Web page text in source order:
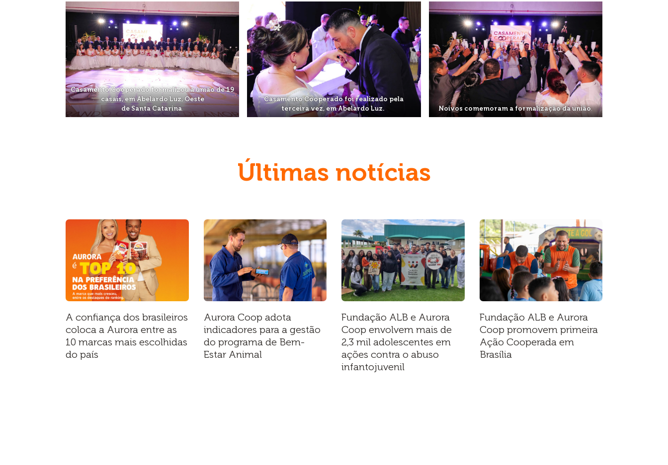
Casamento Cooperado formalizou a união de 19
casais, em Abelardo Luz, Oeste
de Santa Catarina.
Casamento Cooperado foi realizado pela
terceira vez, em Abelardo Luz.
Noivos comemoram a formalização da união.
Últimas notícias
A confiança dos brasileiros
coloca a Aurora entre as
10 marcas mais escolhidas
do país
Aurora Coop adota
indicadores para a gestão
do programa de Bem-
Estar Animal
Fundação ALB e Aurora
Coop envolvem mais de
2,3 mil adolescentes em
ações contra o abuso
infantojuvenil
Fundação ALB e Aurora
Coop promovem primeira
Ação Cooperada em
Brasília